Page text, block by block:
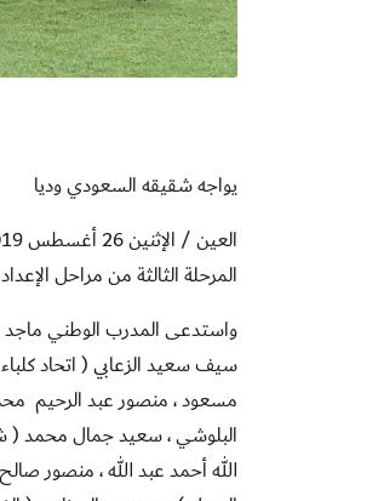
يواجه شقيقه السعودي وديا
المرحلة الثالثة من مراحل
سيف سعيد الزعابي ( اتحاد
مسعود ، منصور عبد الرحيم
البلوشي ، سعيد جمال محمد (
الله أحمد عبد الله ، منصور